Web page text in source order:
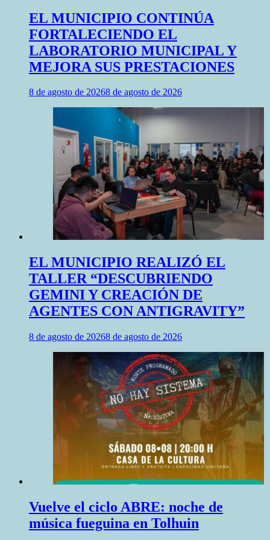
EL MUNICIPIO CONTINÚA
FORTALECIENDO EL
LABORATORIO MUNICIPAL Y
MEJORA SUS PRESTACIONES
8 de agosto de 20268 de agosto de 2026
EL MUNICIPIO REALIZÓ EL
TALLER “DESCUBRIENDO
GEMINI Y CREACIÓN DE
AGENTES CON ANTIGRAVITY”
8 de agosto de 20268 de agosto de 2026
Vuelve el ciclo ABRE: noche de
música fueguina en Tolhuin